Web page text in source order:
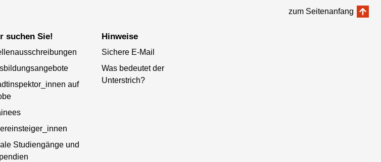
zum Seitenanfang
suchen Sie!
auf
Studiengänge und
Hinweise
Sichere E-Mail
Was bedeutet der
Unterstrich?